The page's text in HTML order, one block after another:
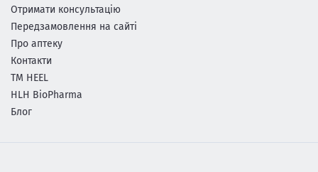
Отримати консультацію
Передзамовлення на сайті
Про аптеку
Контакти
ТМ HEEL
HLH BioPharma
Блог